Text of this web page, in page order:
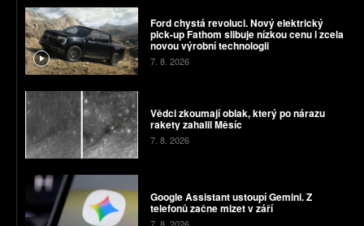
Ford chystá revoluci. Nový elektrický
pick-up Fathom slibuje nízkou cenu i zcela
novou výrobní technologii
7. 8. 2026
Vědci zkoumají oblak, který po nárazu
rakety zahalil Měsíc
7. 8. 2026
Google Assistant ustoupí Gemini. Z
telefonů začne mizet v září